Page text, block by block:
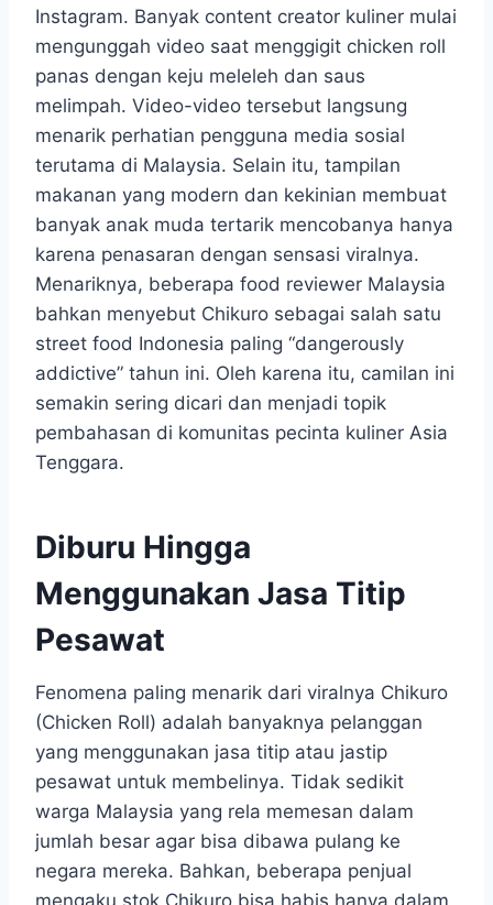
Instagram. Banyak content creator kuliner mulai
mengunggah video saat menggigit chicken roll
panas dengan keju meleleh dan saus
melimpah. Video-video tersebut langsung
menarik perhatian pengguna media sosial
terutama di Malaysia. Selain itu, tampilan
makanan yang modern dan kekinian membuat
banyak anak muda tertarik mencobanya hanya
karena penasaran dengan sensasi viralnya.
Menariknya, beberapa food reviewer Malaysia
bahkan menyebut Chikuro sebagai salah satu
street food Indonesia paling “dangerously
addictive” tahun ini. Oleh karena itu, camilan ini
semakin sering dicari dan menjadi topik
pembahasan di komunitas pecinta kuliner Asia
Tenggara.
Diburu Hingga
Menggunakan Jasa Titip
Pesawat
Fenomena paling menarik dari viralnya Chikuro
(Chicken Roll) adalah banyaknya pelanggan
yang menggunakan jasa titip atau jastip
pesawat untuk membelinya. Tidak sedikit
warga Malaysia yang rela memesan dalam
jumlah besar agar bisa dibawa pulang ke
negara mereka. Bahkan, beberapa penjual
mengaku stok Chikuro bisa habis hanya dalam